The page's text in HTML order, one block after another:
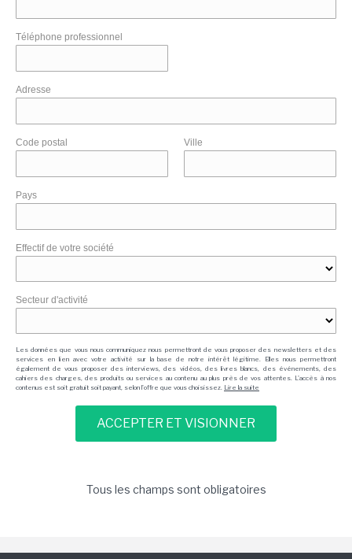
Téléphone professionnel
Adresse
Code postal Ville
Pays
Effectif de votre société
Secteur d'activité
Les données que vous nous communiquez nous permettront de vous proposer des newsletters et des
services en lien avec votre activité sur la base de notre intérêt légitime. Elles nous permettront
également de vous proposer des interviews, des vidéos, des livres blancs, des événements, des
cahiers des charges, des produits ou services au contenu au plus près de vos attentes. L'accès à nos
contenus est soit gratuit soit payant, selon l'offre que vous choisissez. Lire la suite
Tous les champs sont obligatoires